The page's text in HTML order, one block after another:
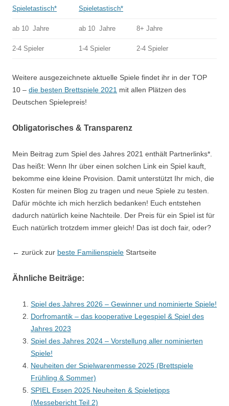
Spieletastisch*
Spieletastisch*
ab 10 Jahre ab 10 Jahre 8+ Jahre
2-4 Spieler 1-4 Spieler 2-4 Spieler
Weitere ausgezeichnete aktuelle Spiele findet ihr in der TOP
10 – die besten Brettspiele 2021 mit allen Plätzen des
Deutschen Spielepreis!
Obligatorisches & Transparenz
Mein Beitrag zum Spiel des Jahres 2021 enthält Partnerlinks*.
Das heißt: Wenn Ihr über einen solchen Link ein Spiel kauft,
bekomme eine kleine Provision. Damit unterstützt Ihr mich, die
Kosten für meinen Blog zu tragen und neue Spiele zu testen.
Dafür möchte ich mich herzlich bedanken! Euch entstehen
dadurch natürlich keine Nachteile. Der Preis für ein Spiel ist für
Euch natürlich trotzdem immer gleich! Das ist doch fair, oder?
← zurück zur beste Familienspiele Startseite
Ähnliche Beiträge:
Spiel des Jahres 2026 – Gewinner und nominierte Spiele!
Dorfromantik – das kooperative Legespiel & Spiel des
Jahres 2023
Spiel des Jahres 2024 – Vorstellung aller nominierten
Spiele!
Neuheiten der Spielwarenmesse 2025 (Brettspiele
Frühling & Sommer)
SPIEL Essen 2025 Neuheiten & Spieletipps
(Messebericht Teil 2)